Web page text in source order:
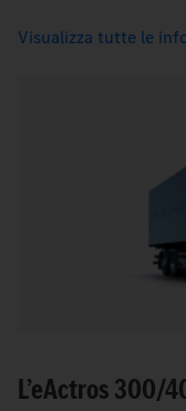
Visualizza tutte le
L’eActros 300/